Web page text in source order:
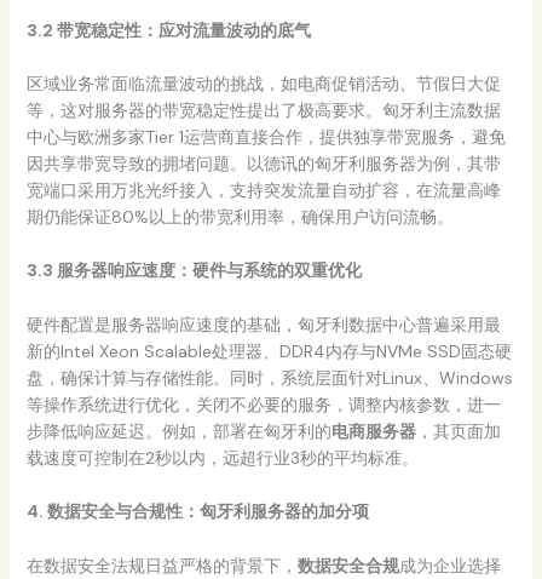
3.2 带宽稳定性：应对流量波动的底气
区域业务常面临流量波动的挑战，如电商促销活动、节假日大促
等，这对服务器的带宽稳定性提出了极高要求。匈牙利主流数据
中心与欧洲多家Tier 1运营商直接合作，提供独享带宽服务，避免
因共享带宽导致的拥堵问题。以德讯的匈牙利服务器为例，其带
宽端口采用万兆光纤接入，支持突发流量自动扩容，在流量高峰
期仍能保证80%以上的带宽利用率，确保用户访问流畅。
3.3 服务器响应速度：硬件与系统的双重优化
硬件配置是服务器响应速度的基础，匈牙利数据中心普遍采用最
新的Intel Xeon Scalable处理器、DDR4内存与NVMe SSD固态硬
盘，确保计算与存储性能。同时，系统层面针对Linux、Windows
等操作系统进行优化，关闭不必要的服务，调整内核参数，进一
步降低响应延迟。例如，部署在匈牙利的电商服务器，其页面加
载速度可控制在2秒以内，远超行业3秒的平均标准。
4. 数据安全与合规性：匈牙利服务器的加分项
在数据安全法规日益严格的背景下， 数据安全合规成为企业选择